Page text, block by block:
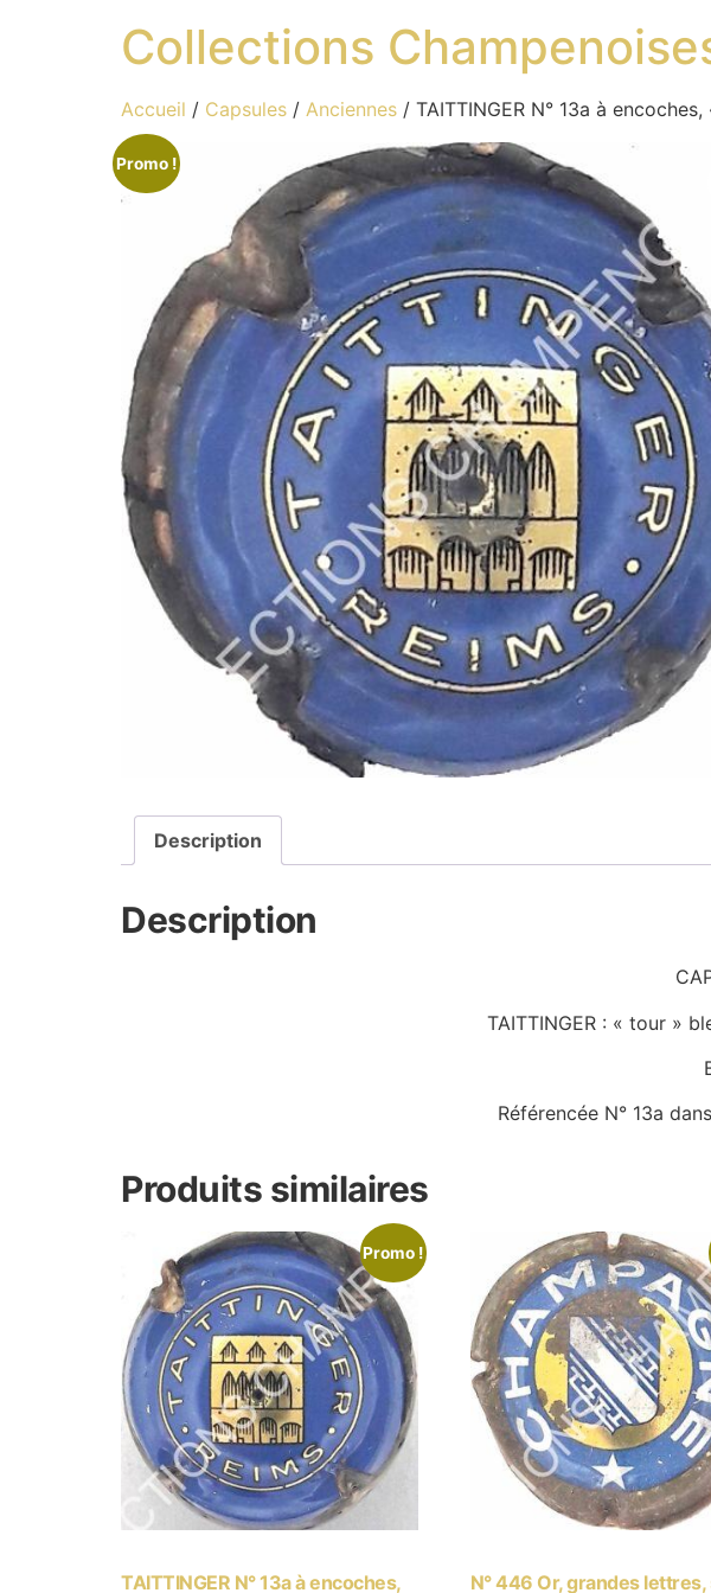
Collections
Accueil / Capsules / Anciennes / TAITTINGER N° 13a à
Promo !
Description
Description
TAITTINGER : « tour »
Référencée N° 13a
Produits similaires
Promo !
TAITTINGER N° 13a à encoches, N° 446 Or, grandes lettres,